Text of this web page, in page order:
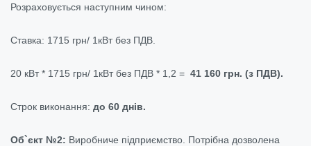
Розраховується наступним чином:
Ставка: 1715 грн/ 1кВт без ПДВ.
20 кВт * 1715 грн/ 1кВт без ПДВ * 1,2 = 41 160 грн. (з ПДВ).
Строк виконання: до 60 днів.
Об`єкт №2: Виробниче підприємство. Потрібна дозволена